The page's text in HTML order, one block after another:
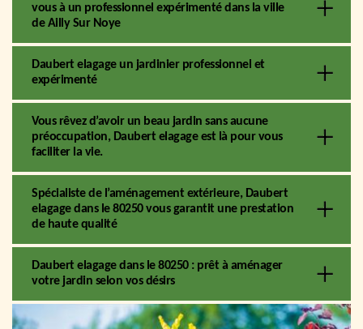
vous à un professionnel expérimenté dans la ville
de Ailly Sur Noye
Daubert elagage un jardinier professionnel et
expérimenté
Vous rêvez d’avoir un beau jardin sans aucune
préoccupation, Daubert elagage est là pour vous
faciliter la vie.
Spécialiste de l’aménagement extérieure, Daubert
elagage dans le 80250 vous garantit une prestation
de haute qualité
Daubert elagage dans le 80250 : prêt à aménager
votre jardin selon vos désirs